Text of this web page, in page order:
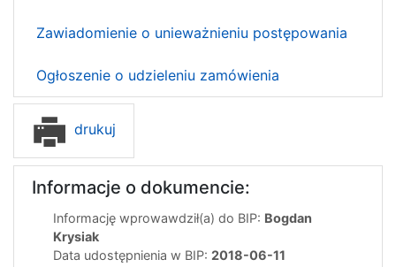
Zawiadomienie o unieważnieniu postępowania
Ogłoszenie o udzieleniu zamówienia
drukuj
Informacje o dokumencie:
Informację wprowawdził(a) do BIP: Bogdan
Krysiak
Data udostępnienia w BIP: 2018-06-11